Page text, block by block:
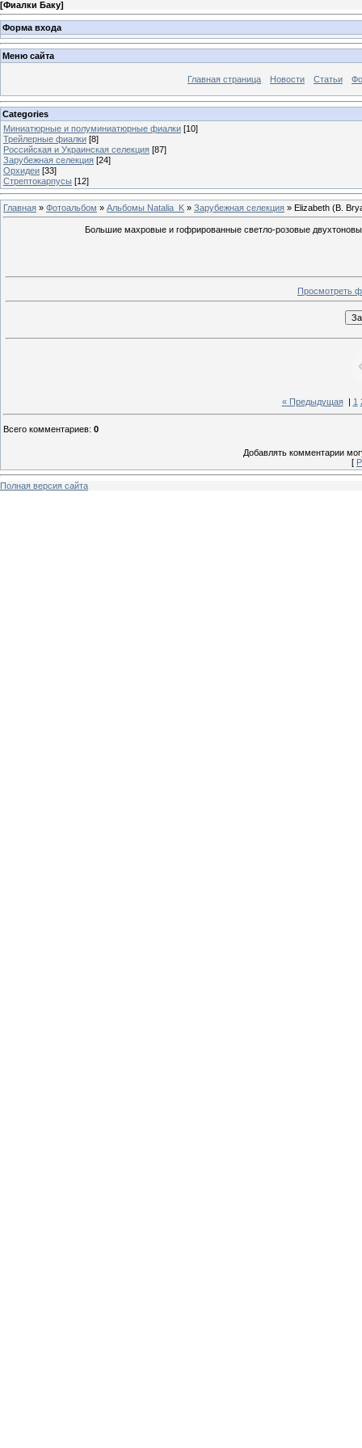
[Фиалки Баку]
Форма входа
Меню сайта
Главная страница Новости Статьи
Categories
Миниатюрные и полуминиатюрные фиалки [10]
Трейлерные фиалки [8]
Российская и Украинская селекция [87]
Зарубежная селекция [24]
Орхидеи [33]
Стрептокарпусы [12]
Главная » Фотоальбом » Альбомы Natalia_K » Зарубежная селекция » Elizabeth (B.
Большие махровые и гофрированные светло-розовые
Просмотреть
« Предыдущая| 1
Всего комментариев: 0
Добавлять комментарии
[
Полная версия сайта